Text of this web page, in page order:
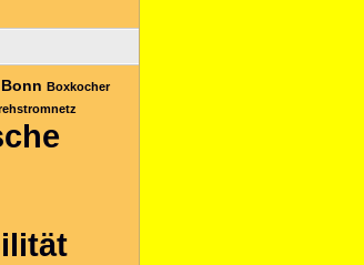
Bonn Boxkocher